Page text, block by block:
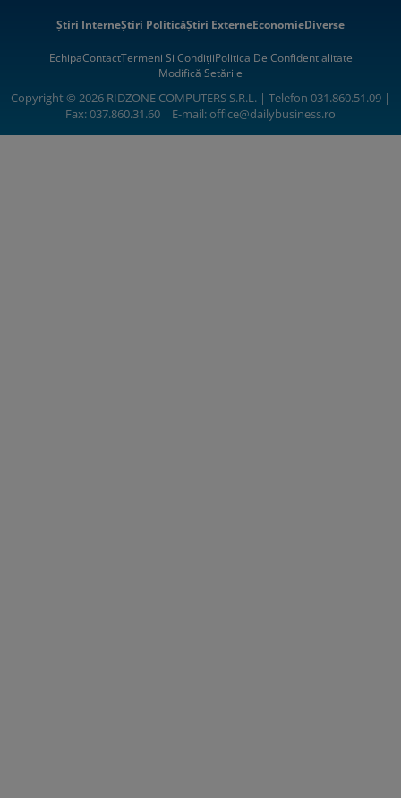
Știri InterneȘtiri PoliticăȘtiri ExterneEconomieDiverse
EchipaContactTermeni Si CondițiiPolitica De Confidentialitate
Modifică Setările
Copyright © 2026 RIDZONE COMPUTERS S.R.L. | Telefon 031.860.51.09 |
Fax: 037.860.31.60 | E-mail:office@dailybusiness.ro